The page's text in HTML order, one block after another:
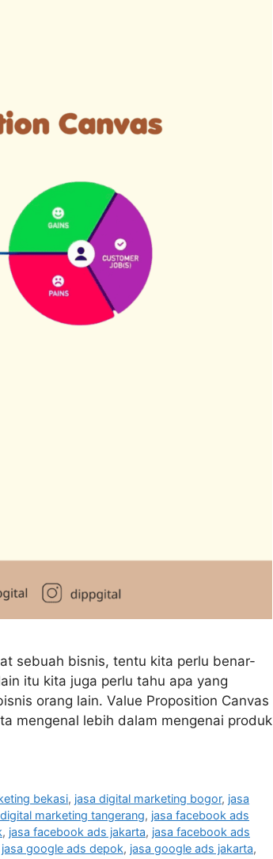
sebuah bisnis, tentu kita perlu benar-
itu kita juga perlu tahu apa yang
orang lain. Value Proposition Canvas
mengenal lebih dalam mengenai produk
bekasi, jasa digital marketing bogor, jasa
marketing tangerang, jasa facebook ads
, jasa facebook ads jakarta, jasa facebook ads
jasa google ads depok, jasa google ads jakarta,